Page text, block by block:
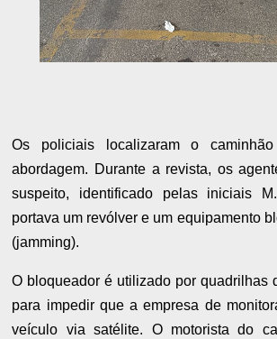
Os policiais localizaram o
abordagem. Durante a revista, os
suspeito, identificado pelas iniciais
portava um revólver e um equipamento
(jamming).
O bloqueador é utilizado por quadrilhas
para impedir que a empresa de
veículo via satélite. O motorista do